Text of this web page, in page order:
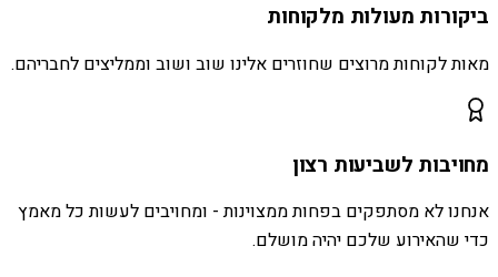
ביקורות מעולות מלקוחות
מאות לקוחות מרוצים שחוזרים אלינו שוב ושוב וממליצים לחבריהם.
מחויבות לשביעות רצון
אנחנו לא מסתפקים בפחות ממצוינות - ומחויבים לעשות כל מאמץ
כדי שהאירוע שלכם יהיה מושלם.